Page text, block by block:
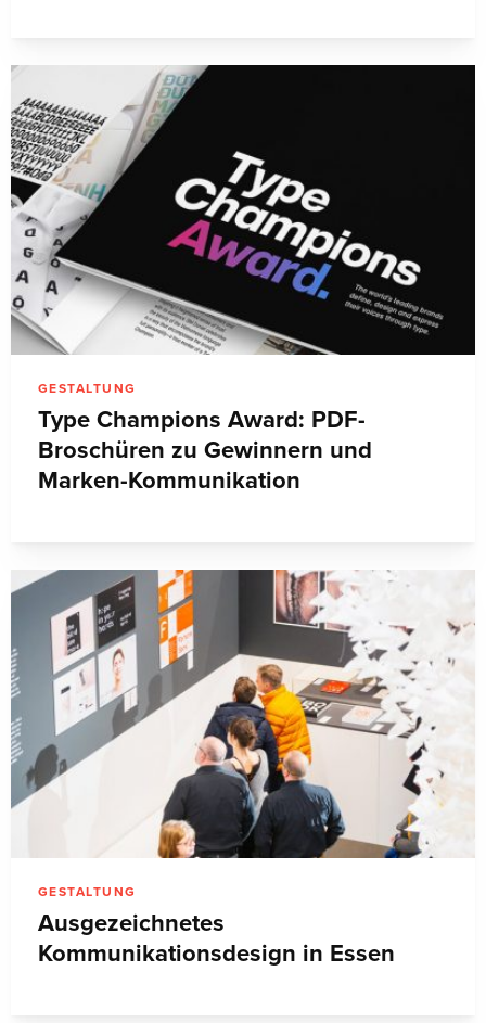
GESTALTUNG
Type Champions Award: PDF-
Broschüren zu Gewinnern und
Marken-Kommunikation
GESTALTUNG
Ausgezeichnetes
Kommunikationsdesign in Essen